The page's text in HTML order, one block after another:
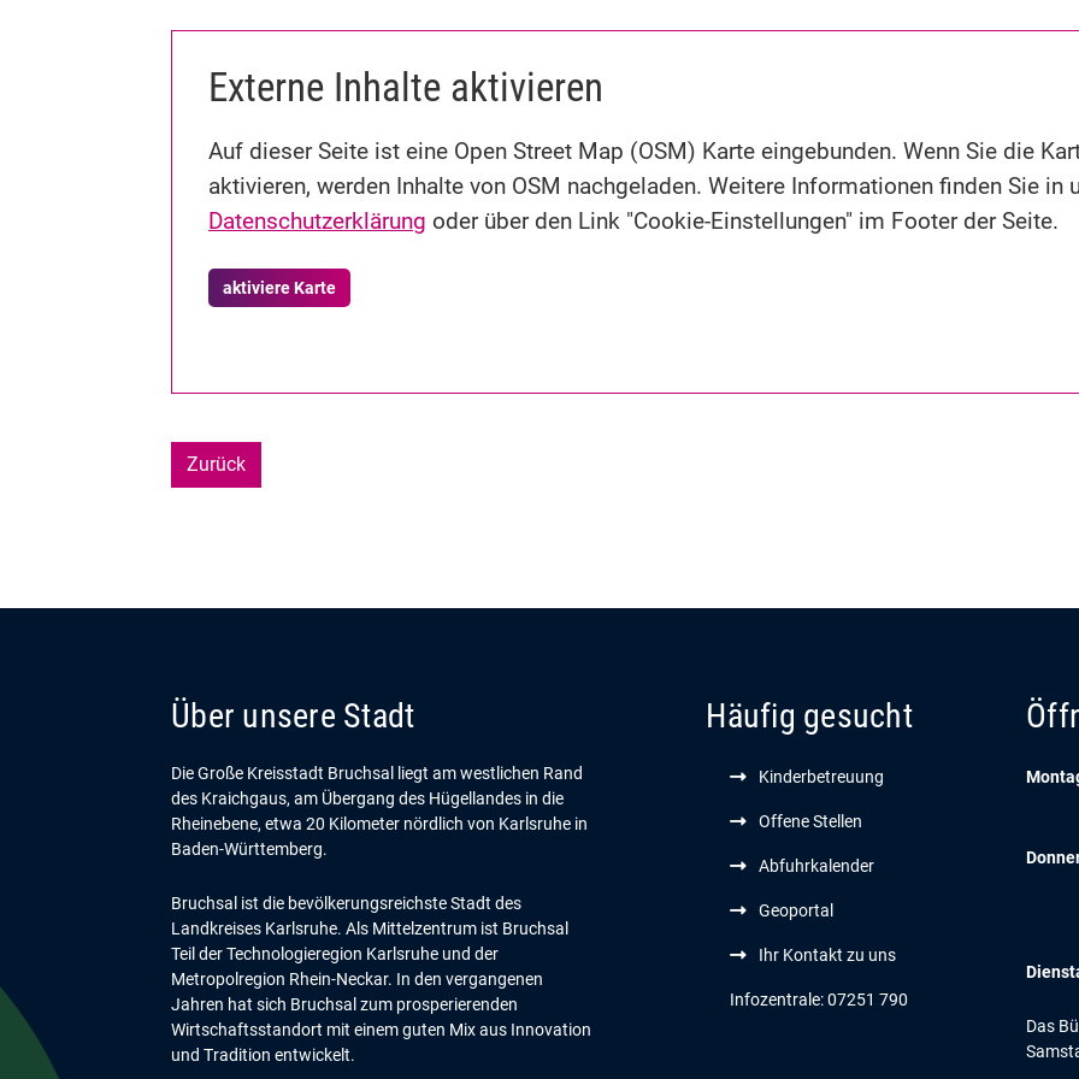
Externe Inhalte aktivieren
Auf dieser Seite ist eine Open Street Map (OSM) Karte eingebunden. Wenn Sie die
aktivieren, werden Inhalte von OSM nachgeladen. Weitere Informationen finden Sie in
Datenschutzerklärung oder über den Link "Cookie-Einstellungen" im Footer der Seite.
aktiviere Karte
Zurück
Über unsere Stadt
Die Große Kreisstadt Bruchsal liegt am westlichen Rand
des Kraichgaus, am Übergang des Hügellandes in die
Rheinebene, etwa 20 Kilometer nördlich von Karlsruhe in
Baden-Württemberg.
Bruchsal ist die bevölkerungsreichste Stadt des
Landkreises Karlsruhe. Als Mittelzentrum ist Bruchsal
Teil der Technologieregion Karlsruhe und der
Metropolregion Rhein-Neckar. In den vergangenen
Jahren hat sich Bruchsal zum prosperierenden
Wirtschaftsstandort mit einem guten Mix aus Innovation
und Tradition entwickelt.
Häufig gesucht
Kinderbetreuung
Offene Stellen
Abfuhrkalender
Geoportal
Ihr Kontakt zu uns
Infozentrale: 07251 790
Das